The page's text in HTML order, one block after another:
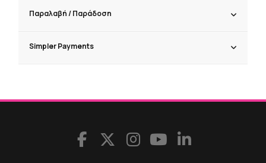
Παραλαβή / Παράδoση
Simpler Payments